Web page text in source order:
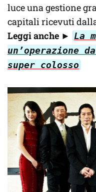
luce una gestione
capitali ricevuti
Leggi anche ►
La
un’operazione
super colosso